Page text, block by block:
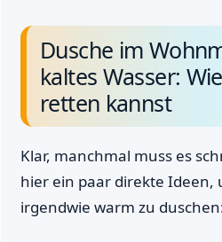
Dusche im
kaltes Wasser:
retten kannst
Klar, manchmal muss es
hier ein paar direkte Ideen,
irgendwie warm zu